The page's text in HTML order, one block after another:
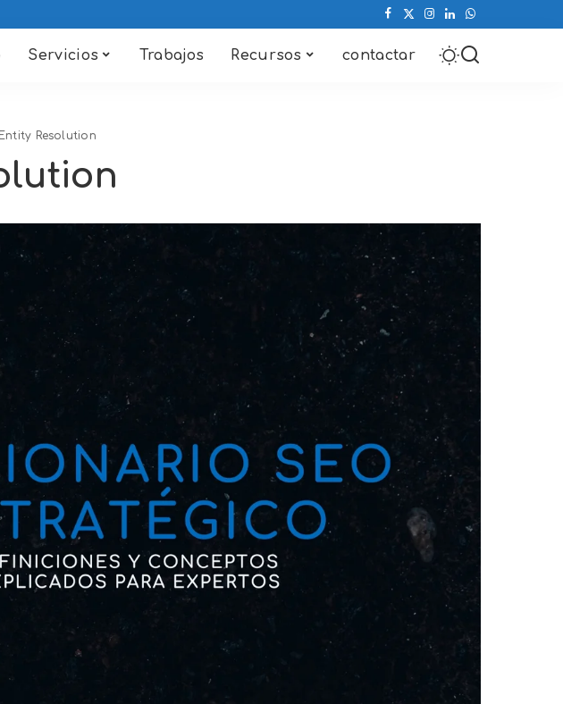
Servicios Trabajos Recursos contactar
Entity Resolution